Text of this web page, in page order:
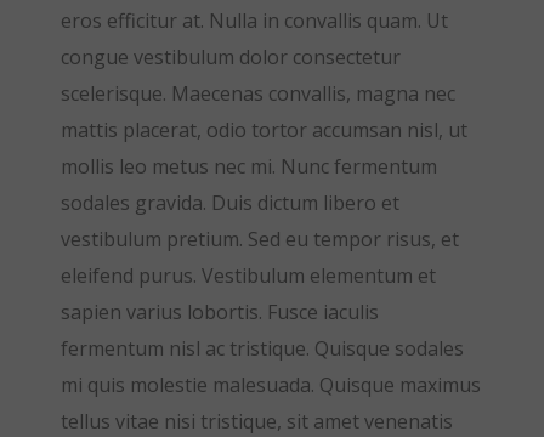
eros efficitur at. Nulla in convallis quam. Ut
congue vestibulum dolor consectetur
scelerisque. Maecenas convallis, magna nec
mattis placerat, odio tortor accumsan nisl, ut
mollis leo metus nec mi. Nunc fermentum
sodales gravida. Duis dictum libero et
vestibulum pretium. Sed eu tempor risus, et
eleifend purus. Vestibulum elementum et
sapien varius lobortis. Fusce iaculis
fermentum nisl ac tristique. Quisque sodales
mi quis molestie malesuada. Quisque maximus
tellus vitae nisi tristique, sit amet venenatis